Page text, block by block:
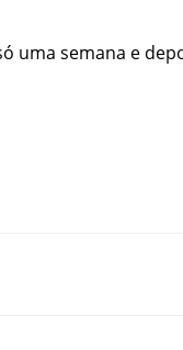
uma semana e